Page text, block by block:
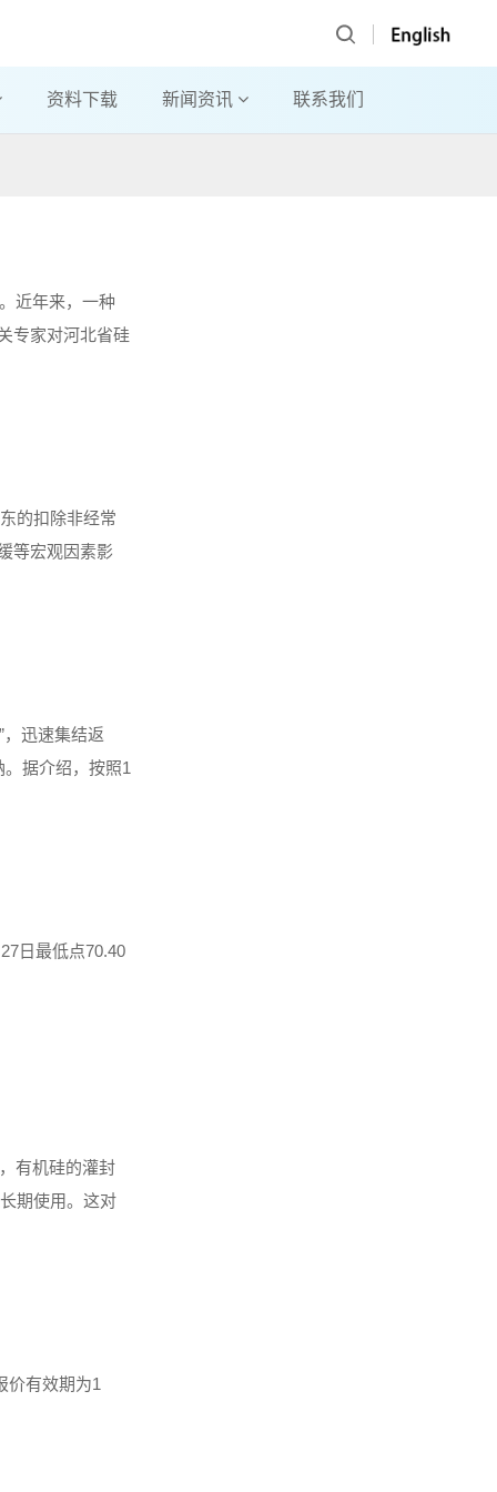
资料下载 新闻资讯 联系我们
近年来，一种
专家对河北省硅
的扣除非经常
等宏观因素影
迅速集结返
据介绍，按照1
日最低点70.40
有机硅的灌封
期使用。这对
有效期为1